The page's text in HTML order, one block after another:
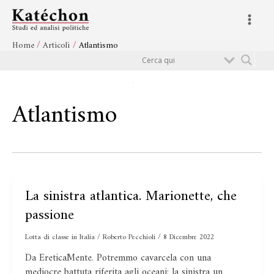
contenuto
Main
Home Articoli Atlantismo
Atlantismo
La sinistra atlantica. Marionette, che
passione
Lotta di classe in Italia/Roberto Pecchioli/ 8 Dicembre 2022
Da EreticaMente. Potremmo cavarcela con una
La
sinistra
atlantica.
Marionette,
che
passione